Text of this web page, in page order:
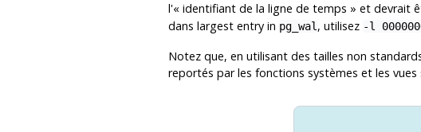
l'« identifiant de la ligne de temps » et devrait
dans largest entry in pg_wal, utilisez -l
Notez que, en utilisant des tailles non
reportés par les fonctions systèmes et les